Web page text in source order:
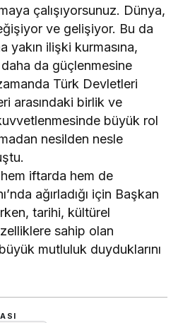
çalışıyorsunuz. Dünya,
ve gelişiyor. Bu da
yakın ilişki kurmasına,
da güçlenmesine
Türk Devletleri
arasındaki birlik ve
büyük rol
nesilden nesle
iftarda hem de
ağırladığı için Başkan
tarihi, kültürel
sahip olan
mutluluk duyduklarını